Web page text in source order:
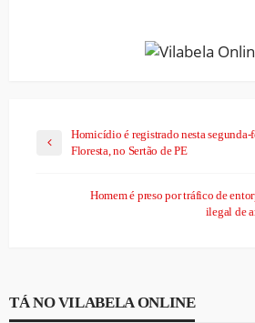
Homicídio é registrado nesta segunda-
Floresta, no Sertão de PE
Homem é preso por tráfico de
ilegal de
TÁ NO VILABELA ONLINE